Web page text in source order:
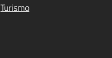
Turismo